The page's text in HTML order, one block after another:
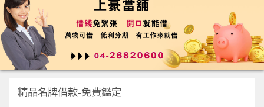
精品名牌借款-免費鑑定